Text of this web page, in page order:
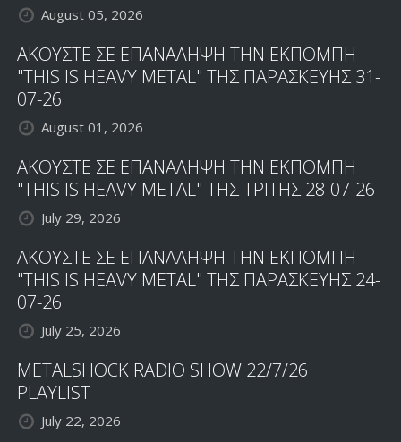
August 05, 2026
ΑΚΟΥΣΤΕ ΣΕ ΕΠΑΝΑΛΗΨΗ ΤΗΝ ΕΚΠΟΜΠΗ
"THIS IS HEAVY METAL" ΤΗΣ ΠΑΡΑΣΚΕΥΗΣ 31-
07-26
August 01, 2026
ΑΚΟΥΣΤΕ ΣΕ ΕΠΑΝΑΛΗΨΗ ΤΗΝ ΕΚΠΟΜΠΗ
"THIS IS HEAVY METAL" ΤΗΣ ΤΡΙΤΗΣ 28-07-26
July 29, 2026
ΑΚΟΥΣΤΕ ΣΕ ΕΠΑΝΑΛΗΨΗ ΤΗΝ ΕΚΠΟΜΠΗ
"THIS IS HEAVY METAL" ΤΗΣ ΠΑΡΑΣΚΕΥΗΣ 24-
07-26
July 25, 2026
METALSHOCK RADIO SHOW 22/7/26
PLAYLIST
July 22, 2026